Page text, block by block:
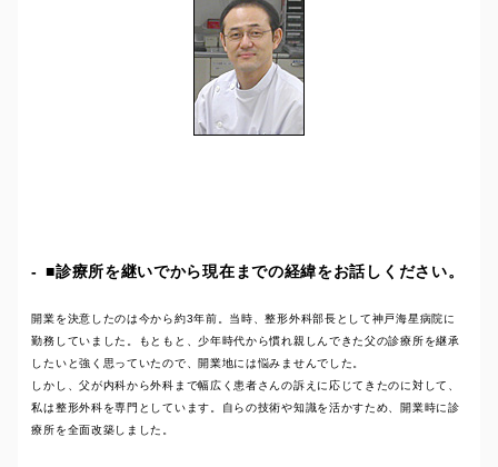
■診療所を継いでから現在までの経緯をお話しください。
開業を決意したのは今から約3年前。当時、整形外科部長として神戸海星病院に
勤務していました。もともと、少年時代から慣れ親しんできた父の診療所を継承
したいと強く思っていたので、開業地には悩みませんでした。
しかし、父が内科から外科まで幅広く患者さんの訴えに応じてきたのに対して、
私は整形外科を専門としています。自らの技術や知識を活かすため、開業時に診
療所を全面改築しました。